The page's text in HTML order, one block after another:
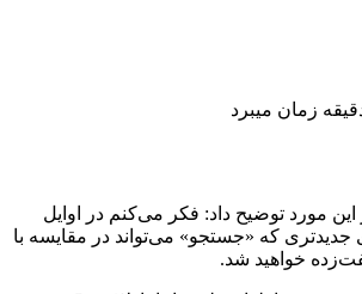
این مورد توضیح داد: فکر می‌کنم در اوایل
کارهای جدیدتری که «جستجو» می‌تواند در مقایسه با
خواهید شد.